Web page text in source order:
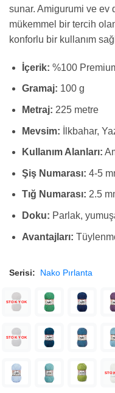
sunar. Amigurumi ve ev
mükemmel bir tercih
konforlu bir kullanım
İçerik: %100
Gramaj: 100 g
Metraj: 225 metre
Mevsim: İlkbahar,
Kullanım Alanları:
Şiş Numarası: 4-5
Tığ Numarası: 2.5
Doku: Parlak,
Avantajları:
Serisi: Nako Pırlanta
STOK YOK
STOK YOK